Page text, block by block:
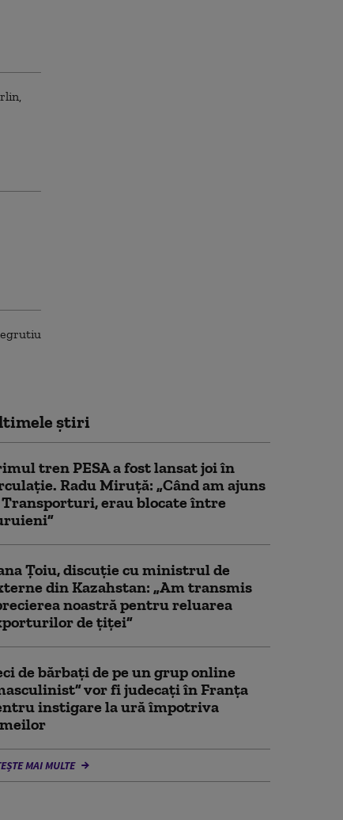
știri
tren PESA a fost lansat joi în
Radu Miruță: „Când am ajuns
erau blocate între
Țoiu, discuție cu ministrul de
din Kazahstan: „Am transmis
noastră pentru reluarea
de țiței”
de bărbați de pe un grup online
vor fi judecați în Franța
instigare la ură împotriva
MAI MULTE